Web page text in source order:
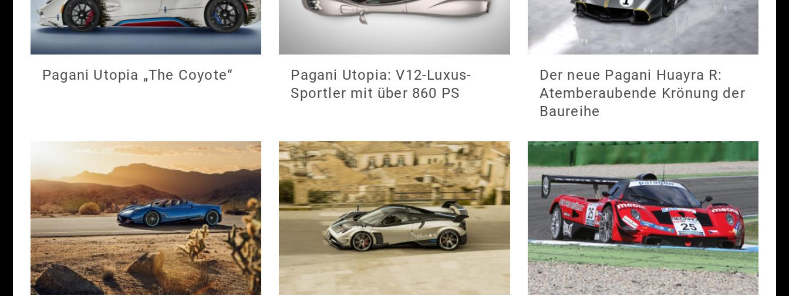
Pagani Utopia „The Coyote“
Pagani Utopia: V12-Luxus-
Sportler mit über 860 PS
Der neue Pagani Huayra R:
Atemberaubende Krönung der
Baureihe